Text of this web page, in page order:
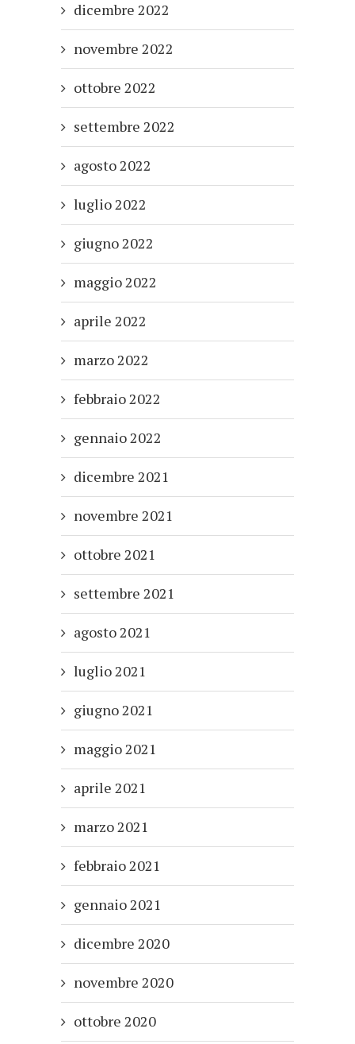
dicembre 2022
novembre 2022
ottobre 2022
settembre 2022
agosto 2022
luglio 2022
giugno 2022
maggio 2022
aprile 2022
marzo 2022
febbraio 2022
gennaio 2022
dicembre 2021
novembre 2021
ottobre 2021
settembre 2021
agosto 2021
luglio 2021
giugno 2021
maggio 2021
aprile 2021
marzo 2021
febbraio 2021
gennaio 2021
dicembre 2020
novembre 2020
ottobre 2020